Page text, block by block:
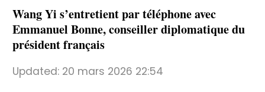
عربي
Wang Yi s’entretient par téléphone avec
Emmanuel Bonne, conseiller diplomatique du
président français
Updated: 20 mars 2026 22:54